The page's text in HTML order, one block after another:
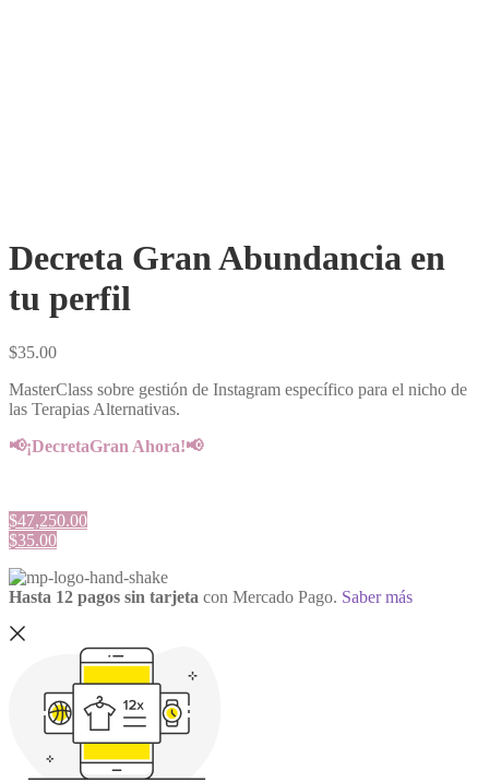
Decreta Gran Abundancia en
tu perfil
$35.00
MasterClass sobre gestión de Instagram específico para el nicho de
las Terapias Alternativas.
📢¡DecretaGran Ahora!📢
$47,250.00
$35.00
Hasta 12 pagos sin tarjeta con Mercado Pago. Saber más